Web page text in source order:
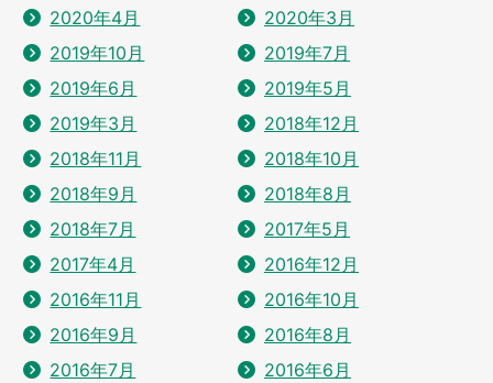
2020年4月
2020年3月
2019年10月
2019年7月
2019年6月
2019年5月
2019年3月
2018年12月
2018年11月
2018年10月
2018年9月
2018年8月
2018年7月
2017年5月
2017年4月
2016年12月
2016年11月
2016年10月
2016年9月
2016年8月
2016年7月
2016年6月